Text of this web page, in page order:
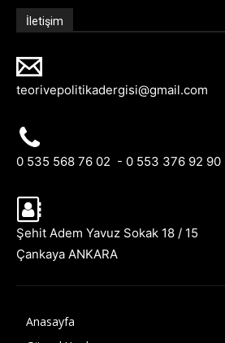
İletişim
teorivepolitikadergisi@gmail.com
0 535 568 76 02 - 0 553 376 92 90
Şehit Adem Yavuz Sokak 18 / 15
Çankaya ANKARA
Anasayfa